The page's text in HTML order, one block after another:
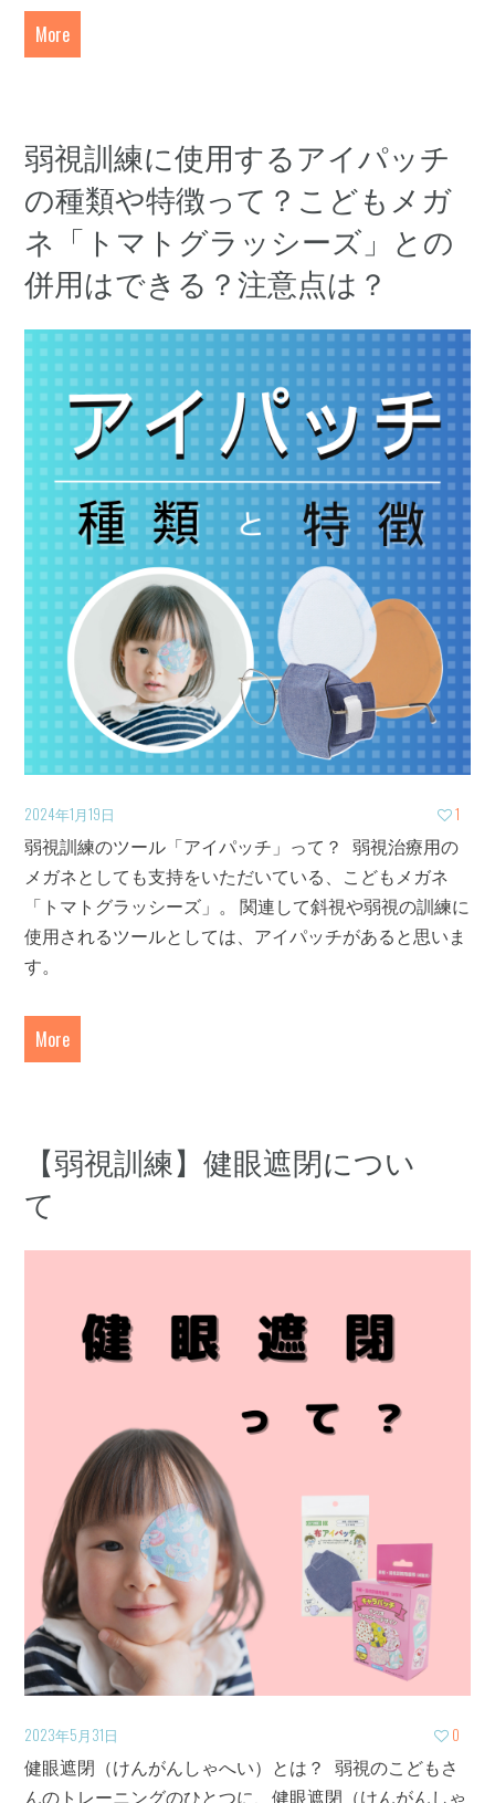
More
弱視訓練に使用するアイパッチ
の種類や特徴って？こどもメガ
ネ「トマトグラッシーズ」との
併用はできる？注意点は？
2024年1月19日 1
弱視訓練のツール「アイパッチ」って？ 弱視治療用の
メガネとしても支持をいただいている、こどもメガネ
「トマトグラッシーズ」。 関連して斜視や弱視の訓練に
使用されるツールとしては、アイパッチがあると思いま
す。
More
【弱視訓練】健眼遮閉につい
て
2023年5月31日 0
健眼遮閉（けんがんしゃへい）とは？ 弱視のこどもさ
んのトレーニングのひとつに、健眼遮閉（けんがんしゃ